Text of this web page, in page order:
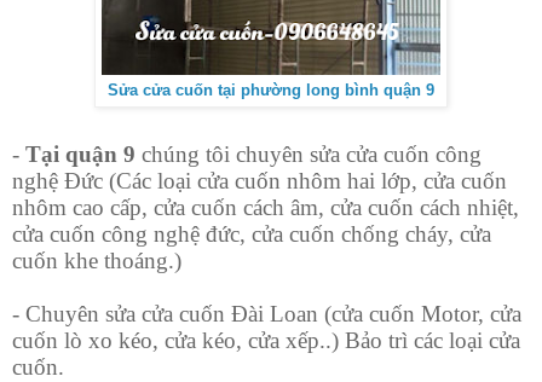
Sửa cửa cuốn tại phường long bình quận 9
- Tại quận 9 chúng tôi chuyên sửa cửa cuốn công
nghệ Đức (Các loại cửa cuốn nhôm hai lớp, cửa cuốn
nhôm cao cấp, cửa cuốn cách âm, cửa cuốn cách nhiệt,
cửa cuốn công nghệ đức, cửa cuốn chống cháy, cửa
cuốn khe thoáng.)
- Chuyên sửa cửa cuốn Đài Loan (cửa cuốn Motor, cửa
cuốn lò xo kéo, cửa kéo, cửa xếp..) Bảo trì các loại cửa
cuốn.